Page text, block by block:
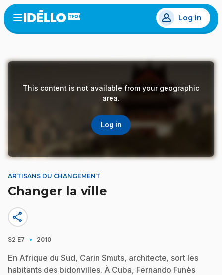
Skip
to
main
Open
menu
Log in
This content is not available from your geographic
area.
Log in
ARTISANS DU CHANGEMENT
Changer la ville
share
S2 E7 · 2010
En Afrique du Sud, Carin Smuts, architecte, sort les
habitants des bidonvilles. À Cuba, Fernando Funès